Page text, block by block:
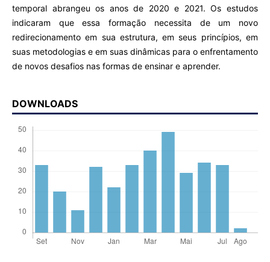
temporal abrangeu os anos de 2020 e 2021. Os estudos
indicaram que essa formação necessita de um novo
redirecionamento em sua estrutura, em seus princípios, em
suas metodologias e em suas dinâmicas para o enfrentamento
de novos desafios nas formas de ensinar e aprender.
DOWNLOADS